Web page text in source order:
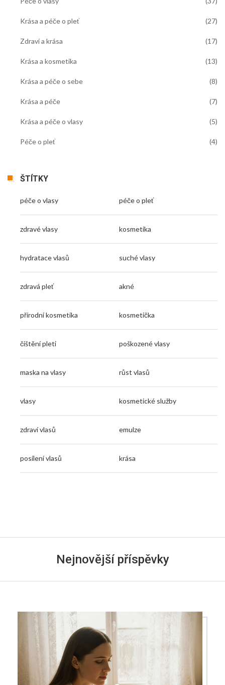
Krása a péče o pleť (27)
Zdraví a krása (17)
Krása a kosmetika (13)
Krása a péče o sebe (8)
Krása a péče (7)
Krása a péče o vlasy (5)
Péče o pleť (4)
ŠTÍTKY
péče o vlasy péče o pleť
zdravé vlasy kosmetika
hydratace vlasů suché vlasy
zdravá pleť akné
přírodní kosmetika kosmetička
čištění pleti poškozené vlasy
maska na vlasy růst vlasů
vlasy kosmetické služby
zdraví vlasů emulze
posílení vlasů krása
Nejnovější příspěvky